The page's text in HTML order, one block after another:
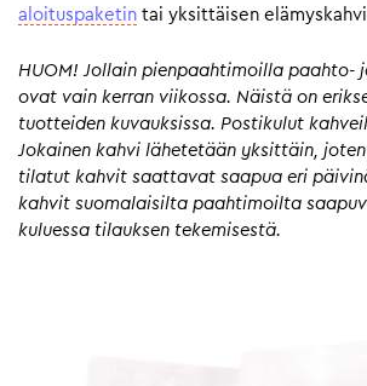
aloituspaketin tai yksittäisen
HUOM! Jollain pienpaahtimoilla paahto-
ovat vain kerran viikossa. Näistä on
tuotteiden kuvauksissa. Postikulut
Jokainen kahvi lähetetään yksittäin,
tilatut kahvit saattavat saapua eri
kahvit suomalaisilta paahtimoilta
kuluessa tilauksen tekemisestä.